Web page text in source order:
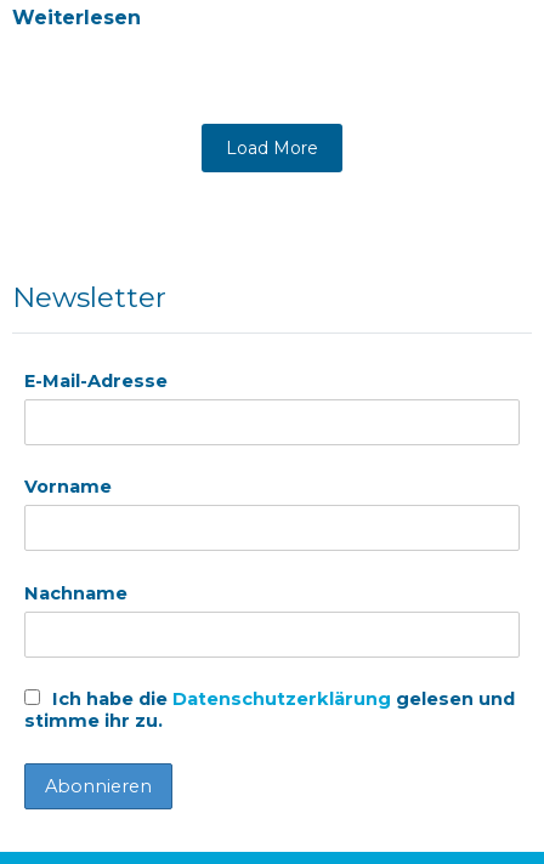
Weiterlesen
Load More
Newsletter
E-Mail-Adresse
Vorname
Nachname
Ich habe die Datenschutzerklärung gelesen und
stimme ihr zu.